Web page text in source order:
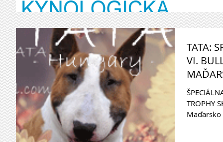
TATA:
VI.
TROPHY